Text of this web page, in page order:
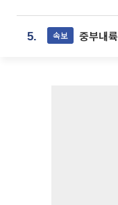
5. 속보 중부내륙